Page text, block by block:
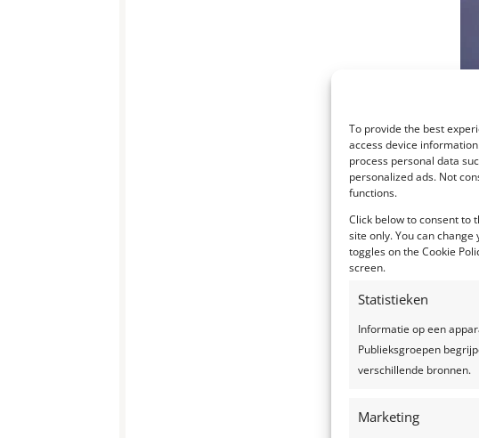
To provide the best
access device
process personal data
personalized ads. Not
functions.
Click below to consent to
site only. You can
toggles on the Cookie
screen.
Statistieken
Informatie op een
Publieksgroepen
verschillende bronnen.
Marketing